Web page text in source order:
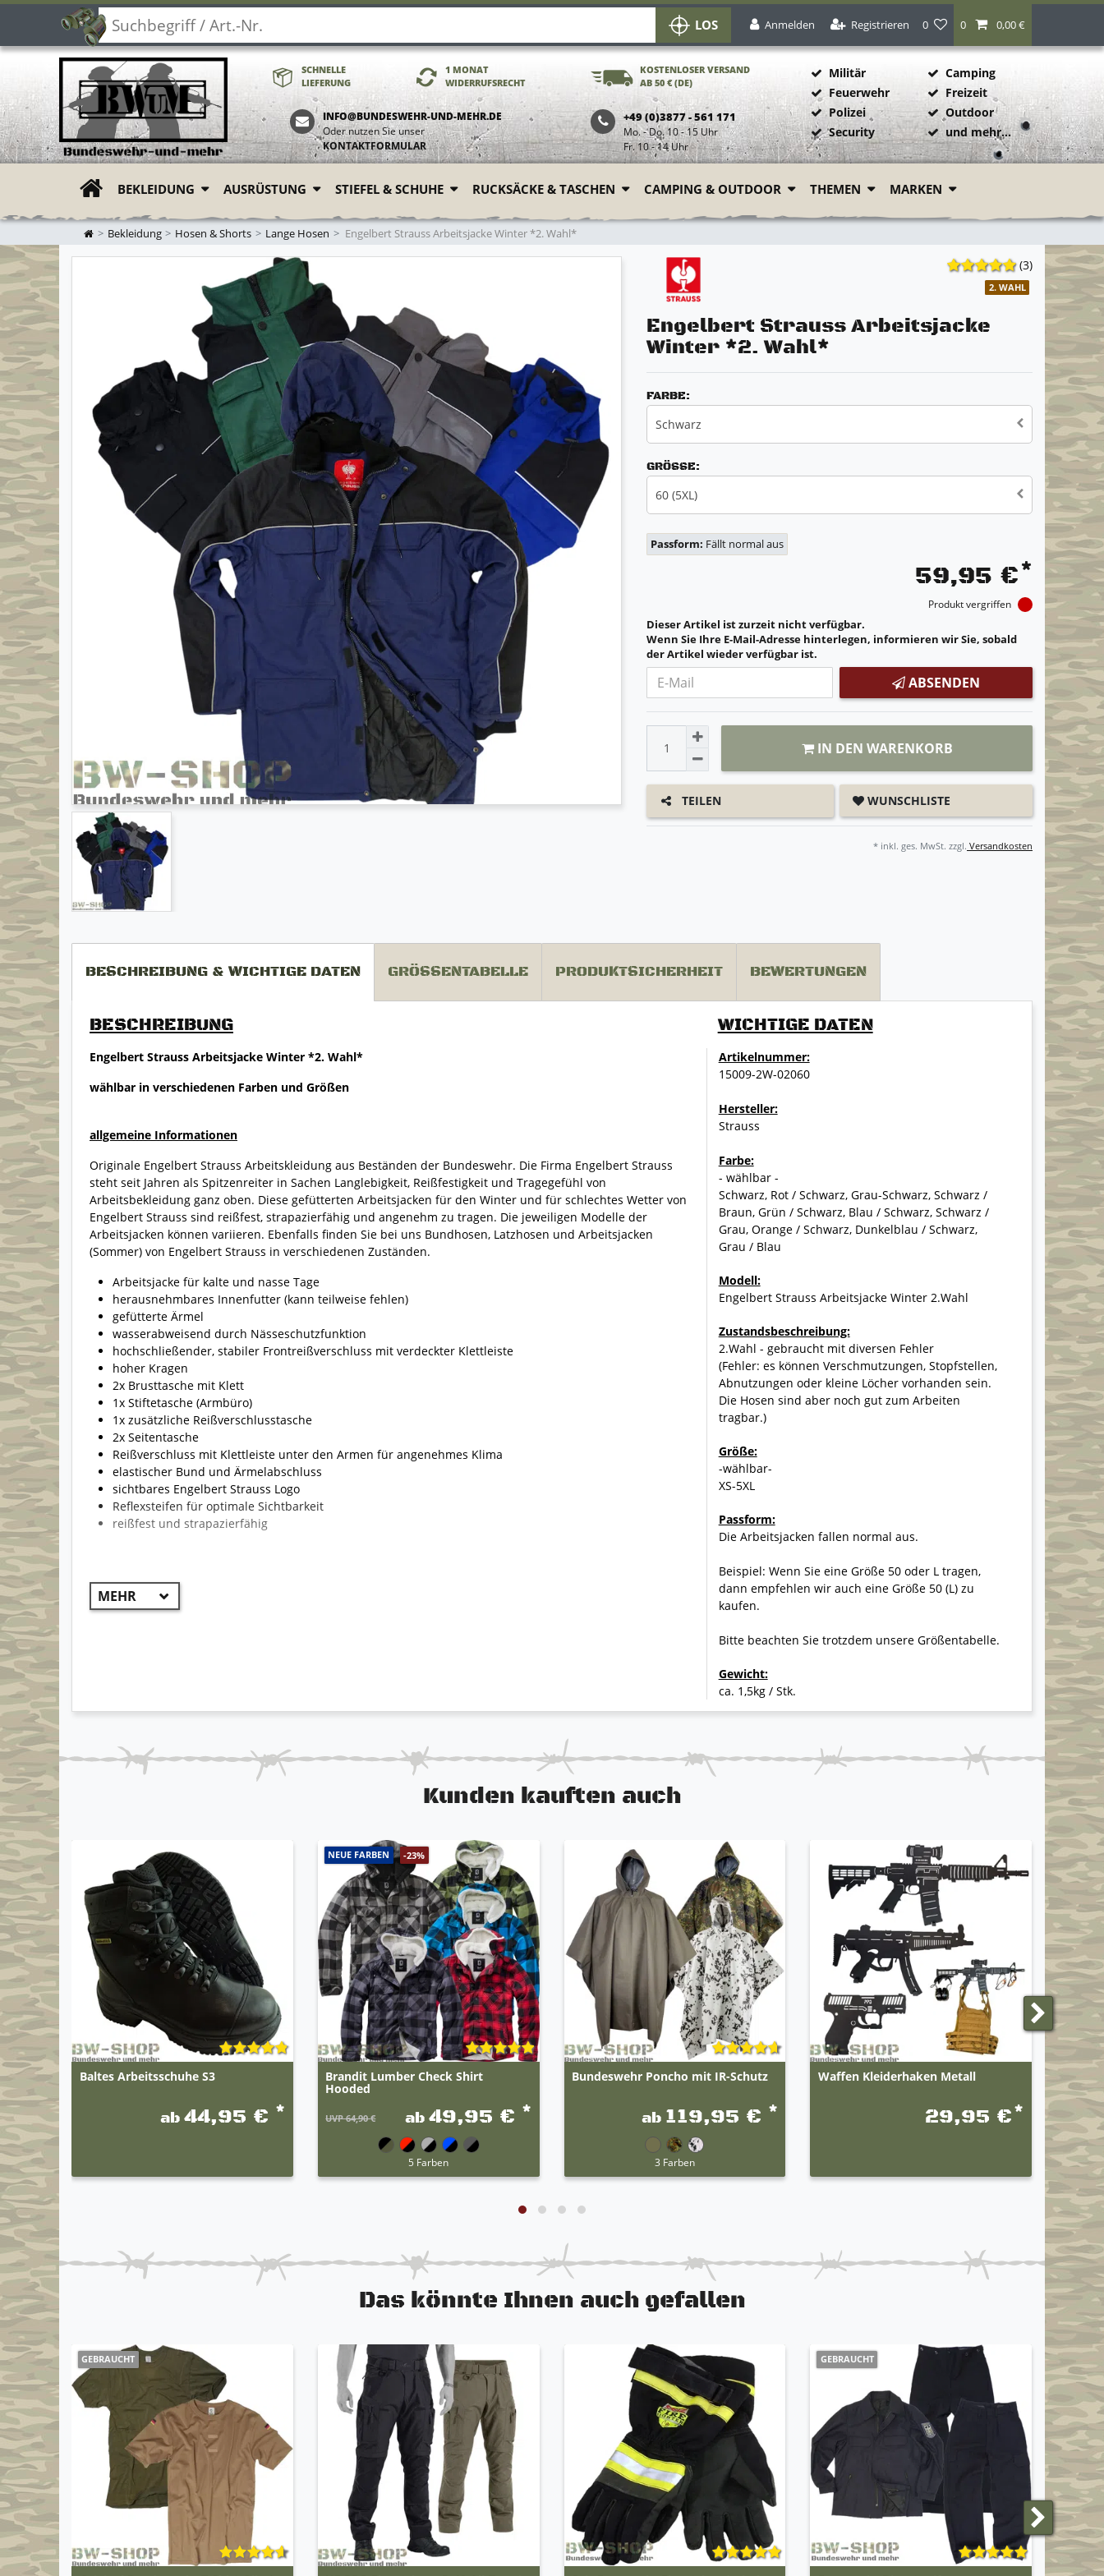
LOS Anmelden Registrieren 0 0 0,00 €
SCHNELLE
LIEFERUNG
1 MONAT
WIDERRUFSRECHT
KOSTENLOSER VERSAND
AB 50 € (DE)
INFO@BUNDESWEHR-UND-MEHR.DE
Oder nutzen Sie unser
KONTAKTFORMULAR
+49 (0)3877 - 561 171
Mo. - Do. 10 - 15 Uhr
Fr. 10 - 14 Uhr
Militär
Feuerwehr
Polizei
Security
Camping
Freizeit
Outdoor
und mehr...
ZUR STARTSEITE
BEKLEIDUNG AUSRÜSTUNG STIEFEL & SCHUHE RUCKSÄCKE & TASCHEN CAMPING & OUTDOOR THEMEN MARKEN
Bekleidung Hosen & Shorts Lange Hosen Engelbert Strauss Arbeitsjacke Winter *2. Wahl*
(3)
2. WAHL
Engelbert Strauss Arbeitsjacke
Winter *2. Wahl*
FARBE:
Schwarz
GRÖSSE:
60 (5XL)
Passform: Fällt normal aus
59,95 €*
Produkt vergriffen
Dieser Artikel ist zurzeit nicht verfügbar.
Wenn Sie Ihre E-Mail-Adresse hinterlegen, informieren wir Sie, sobald
der Artikel wieder verfügbar ist.
ABSENDEN
IN DEN WARENKORB
TEILEN WUNSCHLISTE
* inkl. ges. MwSt. zzgl. Versandkosten
BESCHREIBUNG & WICHTIGE DATEN GRÖSSENTABELLE PRODUKTSICHERHEIT BEWERTUNGEN
BESCHREIBUNG
Engelbert Strauss Arbeitsjacke Winter *2. Wahl*
wählbar in verschiedenen Farben und Größen
allgemeine Informationen
Originale Engelbert Strauss Arbeitskleidung aus Beständen der Bundeswehr. Die Firma Engelbert Strauss
steht seit Jahren als Spitzenreiter in Sachen Langlebigkeit, Reißfestigkeit und Tragegefühl von
Arbeitsbekleidung ganz oben. Diese gefütterten Arbeitsjacken für den Winter und für schlechtes Wetter von
Engelbert Strauss sind reißfest, strapazierfähig und angenehm zu tragen. Die jeweiligen Modelle der
Arbeitsjacken können variieren. Ebenfalls finden Sie bei uns Bundhosen, Latzhosen und Arbeitsjacken
(Sommer) von Engelbert Strauss in verschiedenen Zuständen.
Arbeitsjacke für kalte und nasse Tage
herausnehmbares Innenfutter (kann teilweise fehlen)
gefütterte Ärmel
wasserabweisend durch Nässeschutzfunktion
hochschließender, stabiler Frontreißverschluss mit verdeckter Klettleiste
hoher Kragen
2x Brusttasche mit Klett
1x Stiftetasche (Armbüro)
1x zusätzliche Reißverschlusstasche
2x Seitentasche
Reißverschluss mit Klettleiste unter den Armen für angenehmes Klima
elastischer Bund und Ärmelabschluss
sichtbares Engelbert Strauss Logo
Reflexsteifen für optimale Sichtbarkeit
reißfest und strapazierfähig
!! WICHTIG !!
Aufgrund der Vielzahl von Jacken kann die Bekleidung teilweise von dem hier beschriebenen Abweichen. Die
WICHTIGE DATEN
Artikelnummer:
15009-2W-02060
Hersteller:
Strauss
Farbe:
- wählbar -
Schwarz, Rot / Schwarz, Grau-Schwarz, Schwarz /
Braun, Grün / Schwarz, Blau / Schwarz, Schwarz /
Grau, Orange / Schwarz, Dunkelblau / Schwarz,
Grau / Blau
Modell:
Engelbert Strauss Arbeitsjacke Winter 2.Wahl
Zustandsbeschreibung:
2.Wahl - gebraucht mit diversen Fehler
(Fehler: es können Verschmutzungen, Stopfstellen,
Abnutzungen oder kleine Löcher vorhanden sein.
Die Hosen sind aber noch gut zum Arbeiten
tragbar.)
Größe:
-wählbar-
XS-5XL
Passform:
Die Arbeitsjacken fallen normal aus.
Beispiel: Wenn Sie eine Größe 50 oder L tragen,
dann empfehlen wir auch eine Größe 50 (L) zu
kaufen.
Bitte beachten Sie trotzdem unsere Größentabelle.
Gewicht:
ca. 1,5kg / Stk.
Kunden kauften auch
Baltes Arbeitsschuhe S3
ab44,95 € *
NEUE FARBEN -23%
Brandit Lumber Check Shirt
Hooded
UVP 64,90 € ab 49,95 € *
5 Farben
Bundeswehr Poncho mit IR-Schutz
ab 119,95 € *
3 Farben
Waffen Kleiderhaken Metall
29,95 €*
Das könnte Ihnen auch gefallen
GEBRAUCHT GEBRAUCHT